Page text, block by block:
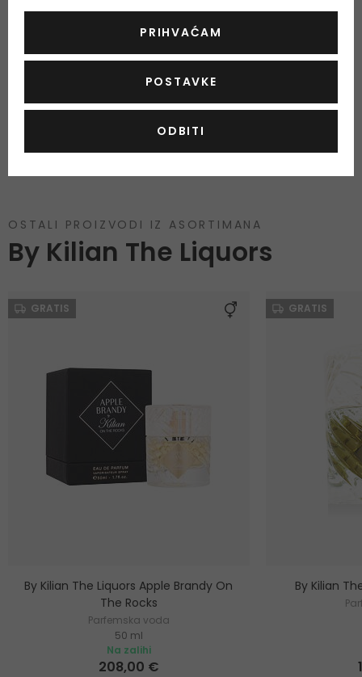
Podaci o dobivanju ocjena
OSTALI PROIZVODI IZ ASORTIMANA
By Kilian The Liquors
GRATIS
By Kilian The Liquors Apple Brandy On
The Rocks
Parfemska voda
50 ml
Na zalihi
208,00 €
GRATIS
By Kilian
PRIHVAĆAM
POSTAVKE
ODBITI